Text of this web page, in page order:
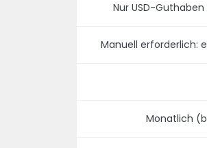
Nur USD-
Manuell erforderlich:
Monatlich